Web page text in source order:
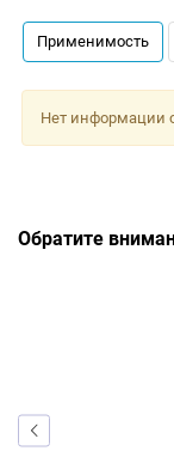
Применимость
Нет информации
Обратите